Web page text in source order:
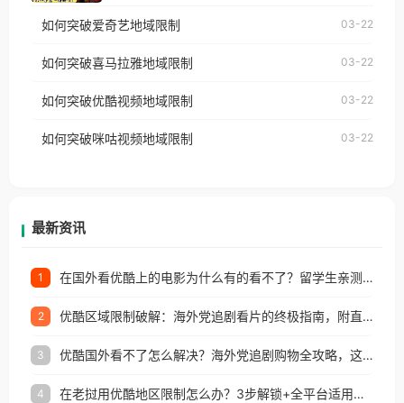
台湾、美国、加拿大、澳大利亚、欧洲等国家和地区
权限制所困扰。
播放”的提示语。 海外用户如香港、澳门、台湾、美
制问题，且仅能在中国大陆地区播放。 遇到这个问题
户收听网易云音乐地区版权限制」的问题，无论人在
如何突破爱奇艺地域限制 03-22
如何突破喜马拉雅地域限制 03-22
如何突破优酷视频地域限制 03-22
如何突破咪咕视频地域限制 03-22
最新资讯
1 在国外看优酷上的电影为什么有的看不了？留学生亲测有效的回国加速方案
2 优酷区域限制破解：海外党追剧看片的终极指南，附直播欧冠+1905电影网解决方案
3 优酷国外看不了怎么解决？海外党追剧购物全攻略，这招亲测有效！
4 在老挝用优酷地区限制怎么办？3步解锁+全平台适用的回国加速器指南